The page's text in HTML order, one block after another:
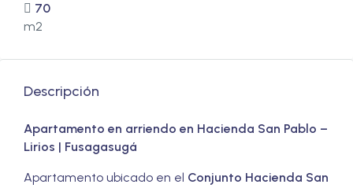
70
m2
Descripción
Apartamento en arriendo en Hacienda San Pablo –
Lirios | Fusagasugá
Apartamento ubicado en el Conjunto Hacienda San